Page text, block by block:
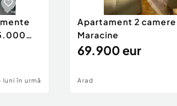
luni în urmă
Apartament 2 camere
Maracine
69.900 eur
Arad